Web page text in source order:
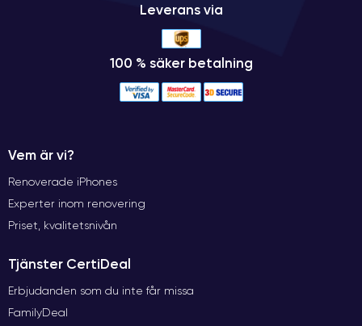
Leverans via
100 % säker betalning
Vem är vi?
Renoverade iPhones
Experter inom renovering
Priset, kvalitetsnivån
Tjänster CertiDeal
Erbjudanden som du inte får missa
FamilyDeal